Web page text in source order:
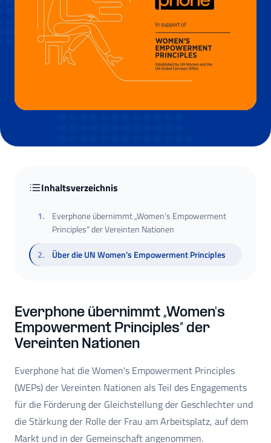
Inhaltsverzeichnis
1.
Everphone übernimmt „Women's Empowerment
Principles“ der Vereinten Nationen
2. Über die UN Women’s Empowerment Principles
Everphone übernimmt „Women's
Empowerment Principles“ der
Vereinten Nationen
Everphone hat die Women's Empowerment Principles
(WEPs) der Vereinten Nationen als Teil des Engagements
für die Förderung der Gleichstellung der Geschlechter und
die Stärkung der Rolle der Frau am Arbeitsplatz, auf dem
Markt und in der Gemeinschaft angenommen.